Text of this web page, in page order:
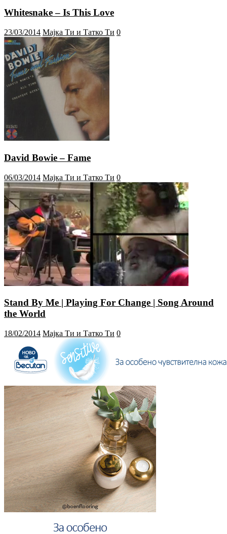
Whitesnake – Is This Love
23/03/2014 Мајка Ти и Татко Ти 0
David Bowie – Fame
06/03/2014 Мајка Ти и Татко Ти 0
Stand By Me | Playing For Change | Song Around
the World
18/02/2014 Мајка Ти и Татко Ти 0